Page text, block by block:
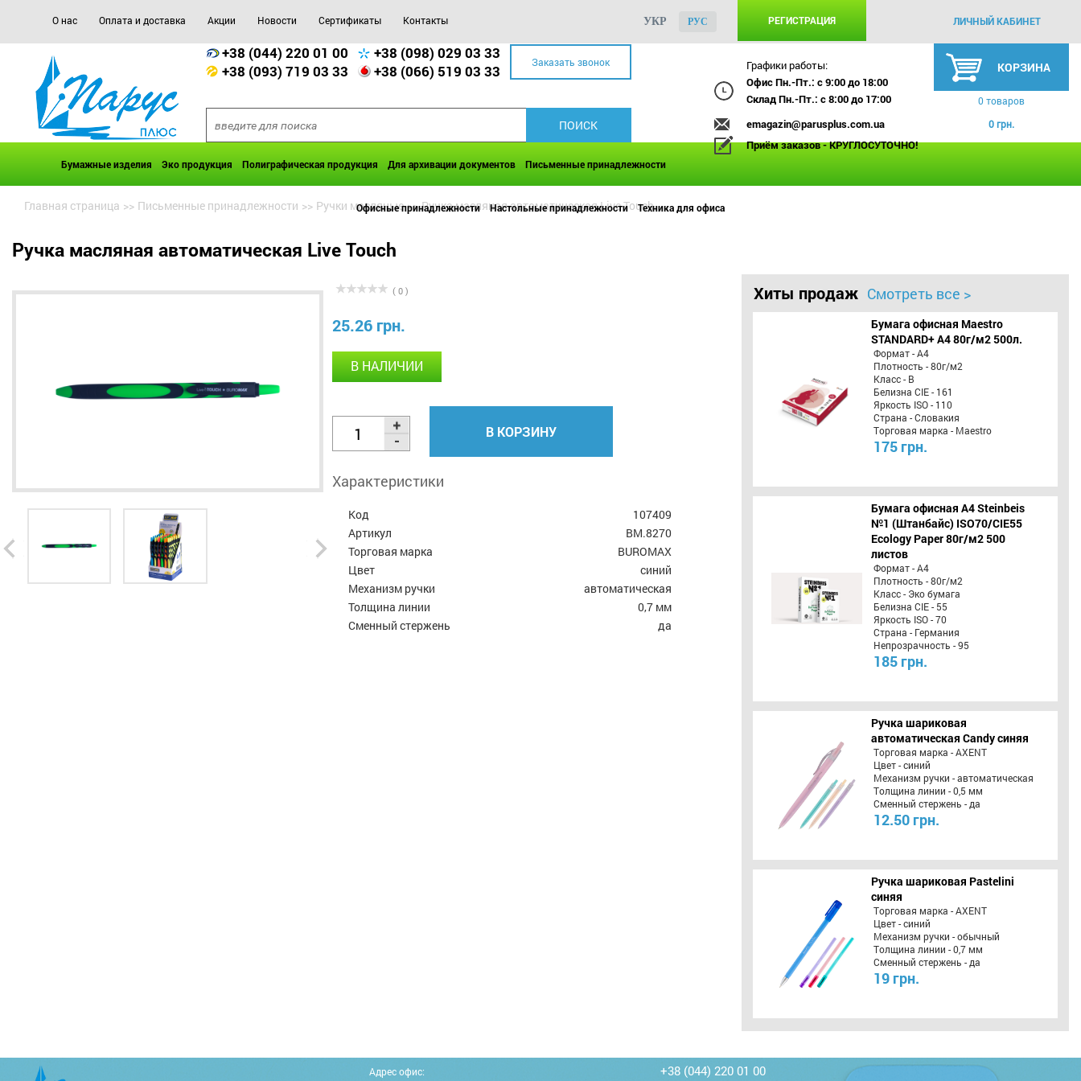
О нас Оплата и доставка Акции Новости Сертификаты Контакты РЕГИСТРАЦИЯ ЛИЧНЫЙ КАБИНЕТ
УКР РУС
+38 (044) 220 01 00
+38 (098) 029 03 33
+38 (093) 719 03 33
+38 (066) 519 03 33 Заказать звонок
Графики работы:
Офис Пн.-Пт.: с 9:00 до 18:00
Склад Пн.-Пт.: с 8:00 до 17:00
emagazin@parusplus.com.ua
Приём заказов - КРУГЛОСУТОЧНО!
КОРЗИНА
0 товаров
0 грн.
Бумажные изделия Эко продукция Полиграфическая продукция Для архивации документов Письменные принадлежности
Офисные принадлежности Настольные принадлежности Техника для офиса
Главная страница >> Письменные принадлежности >> Ручки масляные >> Ручка масляная автоматическая Live Touch
Ручка масляная автоматическая Live Touch
( 0 )
25.26 грн.
В НАЛИЧИИ
В КОРЗИНУ
Характеристики
Код
107409
Артикул
BM.8270
Торговая марка
BUROMAX
Цвет
синий
Механизм ручки
автоматическая
Толщина линии
0,7 мм
Сменный стержень
да
Хиты продаж Смотреть все >
Бумага офисная Maestro
STANDARD+ А4 80г/м2 500л.
Формат - А4
Плотность - 80г/м2
Класс - B
Белизна CIE - 161
Яркость ISO - 110
Страна - Словакия
Торговая марка - Maestro
175 грн.
Бумага офисная A4 Steinbeis
№1 (Штанбайс) ISO70/СІЕ55
Ecology Paper 80г/м2 500
листов
Формат - А4
Плотность - 80г/м2
Класс - Эко бумага
Белизна CIE - 55
Яркость ISO - 70
Страна - Германия
Непрозрачность - 95
185 грн.
Ручка шариковая
автоматическая Candy синяя
Торговая марка - AXENT
Цвет - синий
Механизм ручки - автоматическая
Толщина линии - 0,5 мм
Сменный стержень - да
12.50 грн.
Ручка шариковая Pastelini
синяя
Торговая марка - AXENT
Цвет - синий
Механизм ручки - обычный
Толщина линии - 0,7 мм
Сменный стержень - да
19 грн.
Адрес офис:
+38 (044) 220 01 00